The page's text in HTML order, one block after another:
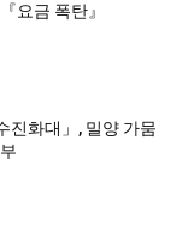
요금 폭탄』
진화대」, 밀양 가뭄